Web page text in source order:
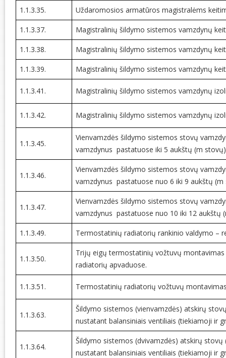
1.1.3.35. Uždaromosios armatūros magistralėms
1.1.3.37. Magistralinių šildymo sistemos vamzdynų
1.1.3.38. Magistralinių šildymo sistemos vamzdynų
1.1.3.39. Magistralinių šildymo sistemos vamzdynų
1.1.3.41. Magistralinių šildymo sistemos vamzdynų
1.1.3.42. Magistralinių šildymo sistemos vamzdynų
1.1.3.45.
Vienvamzdės šildymo sistemos stovų
vamzdynus pastatuose iki 5 aukštų (m
1.1.3.46.
Vienvamzdės šildymo sistemos stovų
vamzdynus pastatuose nuo 6 iki 9 aukštų (m
1.1.3.47.
Vienvamzdės šildymo sistemos stovų
vamzdynus pastatuose nuo 10 iki 12 aukštų
1.1.3.49. Termostatinių radiatorių rankinio valdymo –
1.1.3.50.
Trijų eigų termostatinių vožtuvų
radiatorių apvaduose.
1.1.3.51. Termostatinių radiatorių vožtuvų
1.1.3.63.
Šildymo sistemos (vienvamzdės) atskirų
nustatant balansiniais ventiliais (tiekiamoji ir
1.1.3.64.
Šildymo sistemos (dvivamzdės) atskirų
nustatant balansiniais ventiliais (tiekiamoji ir